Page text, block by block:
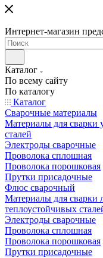
Интернет-магазин
Каталог
По всему сайту
По каталогу
Каталог
Сварочные материалы
Материалы для сварки
сталей
Электроды сварочные
Проволока сплошная
Проволока порошковая
Прутки присадочные
Флюс сварочный
Материалы для сварки
теплоустойчивых
Электроды сварочные
Проволока сплошная
Проволока порошковая
Прутки присадочные